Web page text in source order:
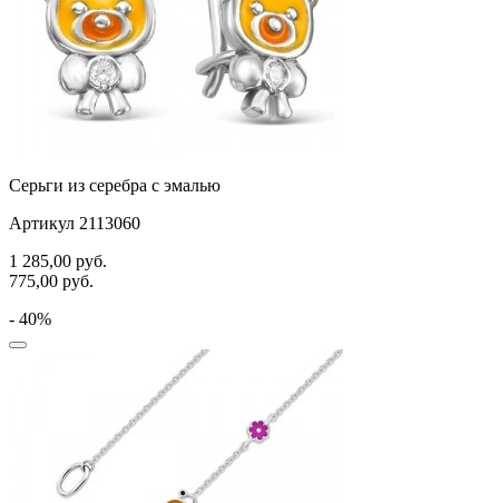
Серьги из серебра с эмалью
Артикул 2113060
1 285,00 руб.
775,00 руб.
- 40%